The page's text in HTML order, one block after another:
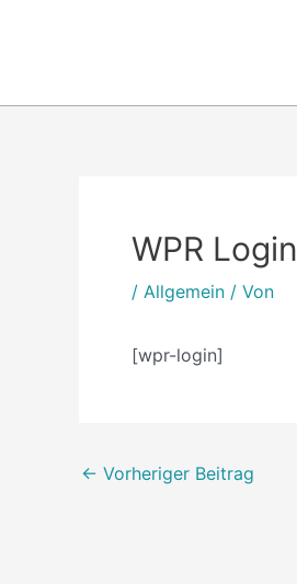
WPR Login
/ Allgemein / Von
[wpr-login]
← Vorheriger Beitrag